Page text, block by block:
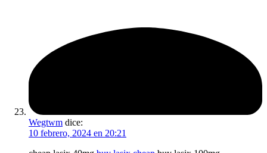
Wegtwm dice:
10 febrero, 2024 en 20:21